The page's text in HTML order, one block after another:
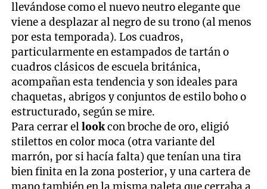
llevándose como el nuevo neutro elegante que
viene a desplazar al negro de su trono (al menos
por esta temporada). Los cuadros,
particularmente en estampados de tartán o
cuadros clásicos de escuela británica,
acompañan esta tendencia y son ideales para
chaquetas, abrigos y conjuntos de estilo boho o
estructurado, según se mire.
Para cerrar ellookcon broche de oro, eligió
stilettos en color moca (otra variante del
marrón, por si hacía falta) que tenían una tira
bien finita en la zona posterior, y una cartera de